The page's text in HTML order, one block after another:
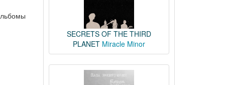
SECRETS OF THE THIRD
PLANET Miracle Minor